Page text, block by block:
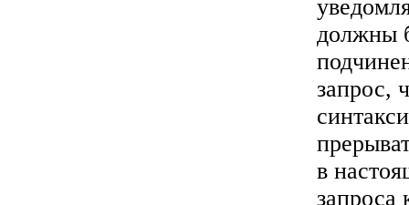
должны
запрос,
в
запроса